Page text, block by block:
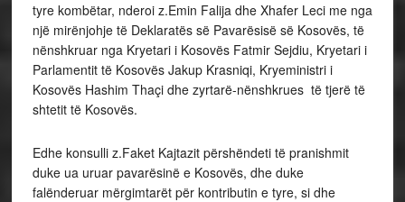
tyre kombëtar, nderoi z.Emin Falija dhe Xhafer Leci me nga
një mirënjohje të Deklaratës së Pavarësisë së Kosovës, të
nënshkruar nga Kryetari i Kosovës Fatmir Sejdiu, Kryetari i
Parlamentit të Kosovës Jakup Krasniqi, Kryeministri i
Kosovës Hashim Thaçi dhe zyrtarë-nënshkrues të tjerë të
shtetit të Kosovës.
Edhe konsulli z.Faket Kajtazit përshëndeti të pranishmit
duke ua uruar pavarësinë e Kosovës, dhe duke
falënderuar mërgimtarët për kontributin e tyre, si dhe